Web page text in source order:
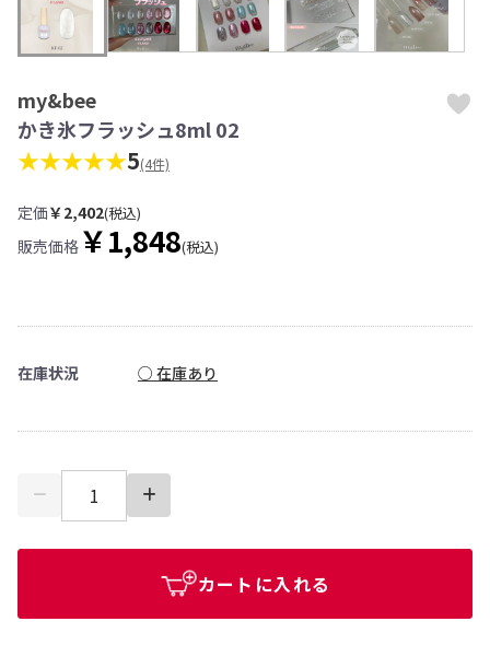
my&bee
かき氷フラッシュ8ml 02
★★★★★5(4件)
定価￥2,402(税込)
販売価格 ￥1,848(税込)
在庫状況 ○ 在庫あり
カートに入れる